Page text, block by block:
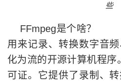
些
FFmpeg是个啥？
用来记录、转换数字音
化为流的开源计算机程序
可证。它提供了录制、